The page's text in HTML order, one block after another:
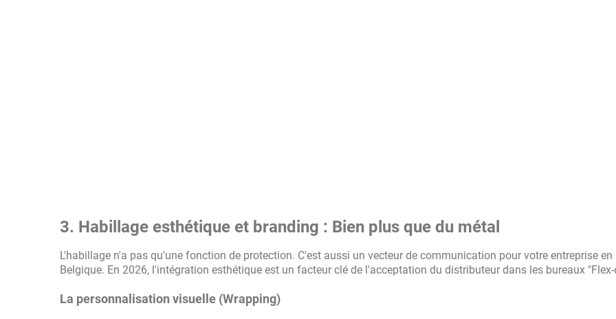
3. Habillage esthétique et branding : Bien plus que du métal
L'habillage n'a pas qu'une fonction de protection. C'est aussi un vecteur de communication pour votre entreprise en
Belgique. En 2026, l'intégration esthétique est un facteur clé de l'acceptation du distributeur dans les bureaux
La personnalisation visuelle (Wrapping)